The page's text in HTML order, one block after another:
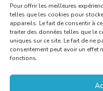
Pour offrir les meilleures
telles que les cookies pour
appareils. Le fait de consentir à
traiter des données telles que le
uniques sur ce site. Le fait de ne
consentement peut avoir un effet
fonctions.